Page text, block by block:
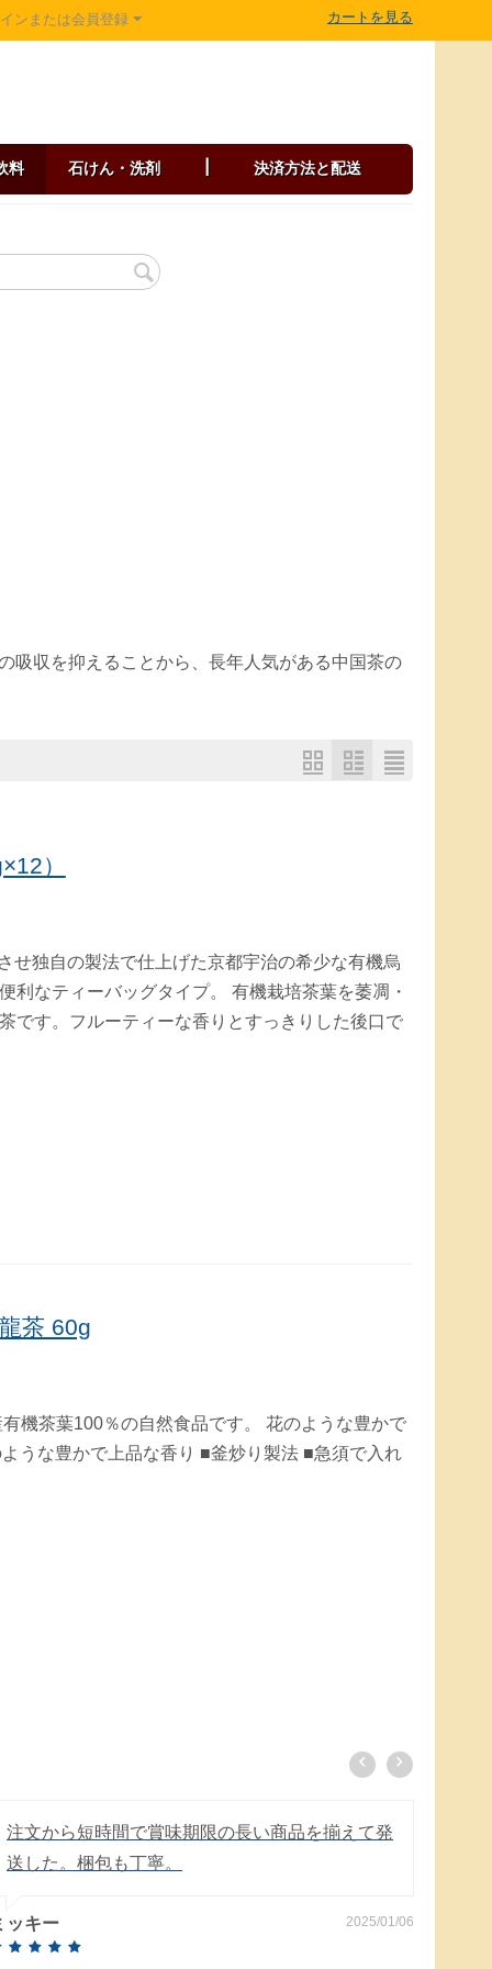
ンまたは会員登録 カートを見る
料 石けん・洗剤 決済方法と配送
吸収を抑えることから、長年人気がある中国茶の
）
せ独自の製法で仕上げた京都宇治の希少な有機烏
利なティーバッグタイプ。 有機栽培茶葉を萎凋・
です。フルーティーな香りとすっきりした後口で
茶 60g
機茶葉100％の自然食品です。 花のような豊かで
うな豊かで上品な香り ■釜炒り製法 ■急須で入れ
注文から短時間で賞味期限の長い商品を揃えて発
送した。梱包も丁寧。
ッキー 2025/01/06